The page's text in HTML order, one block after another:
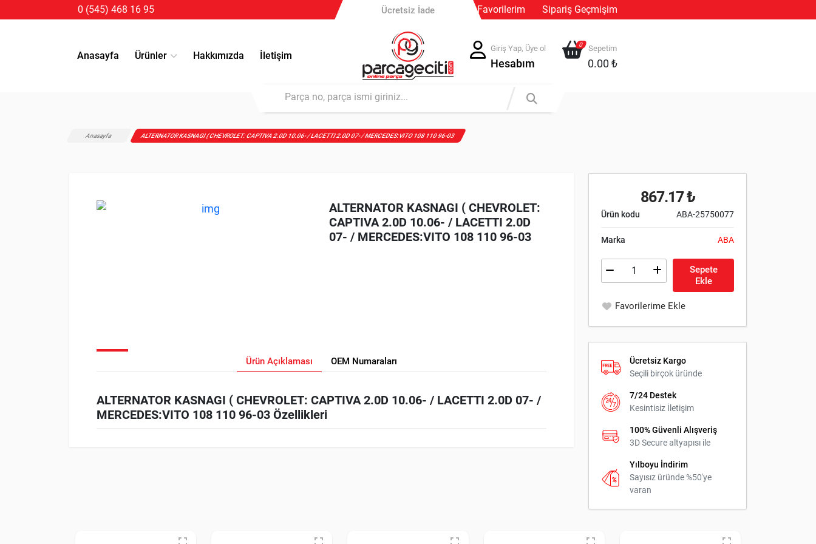
0 (545) 468 16 95
Güvenli Ödeme
Favorilerim Sipariş Geçmişim
Anasayfa Ürünler Hakkımızda İletişim
Giriş Yap, Üye ol
Hesabım
0 Sepetim
0.00 ₺
Anasayfa ALTERNATOR KASNAGI ( CHEVROLET: CAPTIVA 2.0D 10.06- / LACETTI 2.0D 07- / MERCEDES:VITO 108 110 96-03
ALTERNATOR KASNAGI ( CHEVROLET:
CAPTIVA 2.0D 10.06- / LACETTI 2.0D
07- / MERCEDES:VITO 108 110 96-03
Ürün Açıklaması OEM Numaraları
ALTERNATOR KASNAGI ( CHEVROLET: CAPTIVA 2.0D 10.06- / LACETTI 2.0D 07- /
MERCEDES:VITO 108 110 96-03 Özellikleri
867.17 ₺
Ürün kodu ABA-25750077
Marka ABA
Sepete
Ekle
Favorilerime Ekle
Ücretsiz Kargo
Seçili birçok üründe
7/24 Destek
Kesintisiz İletişim
100% Güvenli Alışveriş
3D Secure altyapısı ile
Yılboyu İndirim
Sayısız üründe %50'ye
varan